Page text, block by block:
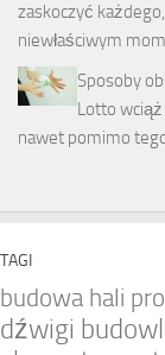
zaskoczyć
niewłaściwym
Sposoby
Lotto
nawet pomimo
TAGI
budowa hali
dźwigi